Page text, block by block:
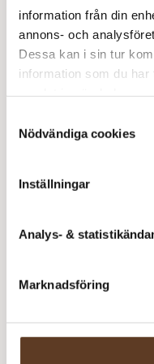
information från din
annons- och
Dessa kan i sin tur
information som du
Nödvändiga cookies
Inställningar
Analys- &
Marknadsföring
Petunia – 222 Mörk
Gammelrosa
558 kr
Lägg
Behöver du fler? Bli
lager!
Se lagersaldo i